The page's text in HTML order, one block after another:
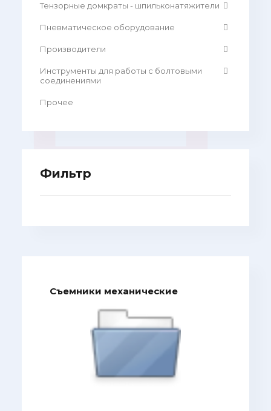
Тензорные домкраты - шпильконатяжители
Пневматическое оборудование
Производители
Инструменты для работы с болтовыми
соединениями
Прочее
Фильтр
Съемники механические